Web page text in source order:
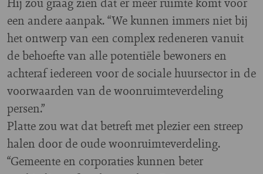
een andere aanpak. “We kunnen immers niet bij
het ontwerp van een complex redeneren vanuit
de behoefte van alle potentiële bewoners en
achteraf iedereen voor de sociale huursector in de
voorwaarden van de woonruimteverdeling
persen.”
Platte zou wat dat betreft met plezier een streep
halen door de oude woonruimteverdeling.
“Gemeente en corporaties kunnen beter